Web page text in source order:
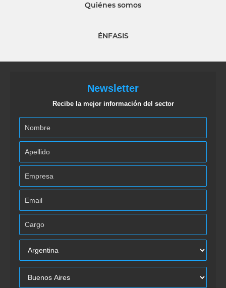
Quiénes somos
ÉNFASIS
Newsletter
Recibe la mejor información del sector